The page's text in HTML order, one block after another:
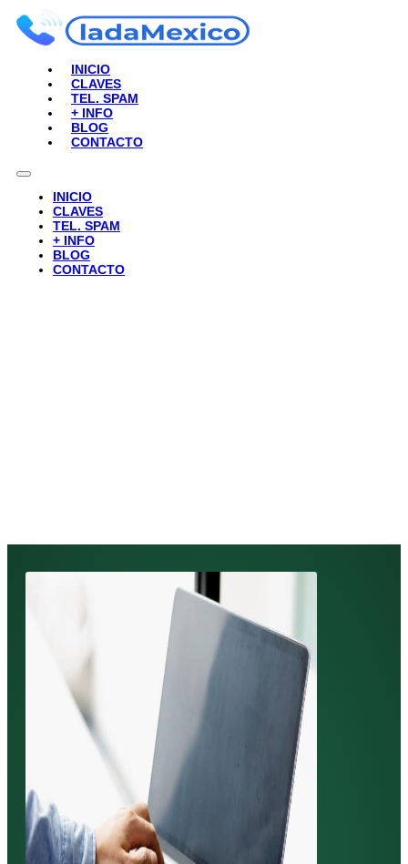
INICIO
CLAVES
TEL. SPAM
+ INFO
BLOG
CONTACTO
INICIO
CLAVES
TEL. SPAM
+ INFO
BLOG
CONTACTO